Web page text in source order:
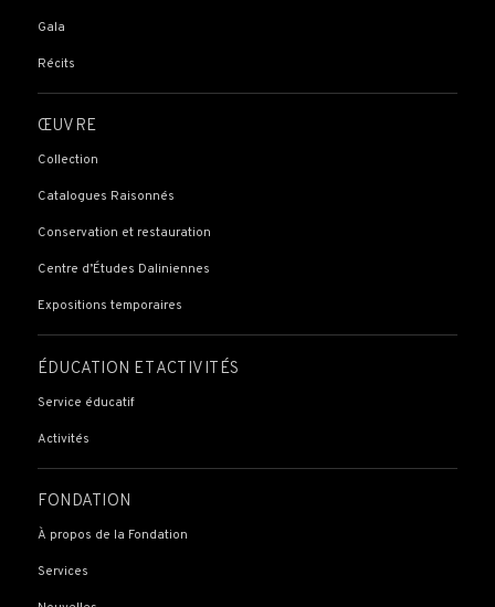
Gala
Récits
ŒUVRE
Collection
Catalogues Raisonnés
Conservation et restauration
Centre d’Études Daliniennes
Expositions temporaires
ÉDUCATION ET ACTIVITÉS
Service éducatif
Activités
FONDATION
À propos de la Fondation
Services